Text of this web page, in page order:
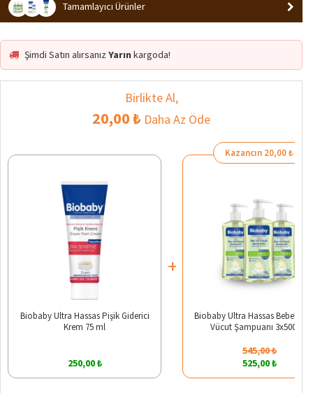
Tamamlayıcı Ürünler
Şimdi Satın alırsanızYarın kargoda!
Birlikte Al,
20,00 ₺ Daha Az Öde
Biobaby Ultra Hassas Pişik Giderici
Krem 75 ml
250,00 ₺
+
Kazancın 20,00 ₺
Biobaby Ultra Hassas Bebek
Vücut Şampuanı 3x500 ml
545,00 ₺
525,00 ₺